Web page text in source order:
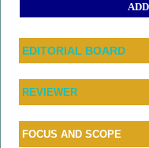
EDITORIAL BOARD
REVIEWER
FOCUS AND SCOPE